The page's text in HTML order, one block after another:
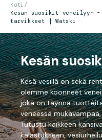
Koti /
Kesän suosikit veneilyyn -
tarvikkeet | Watski
Kesän
Kesä vesillä on sekä
olemme koonneet
joka on täynnä
veneessä
Tutustu kaikkeen
kalastukseen,